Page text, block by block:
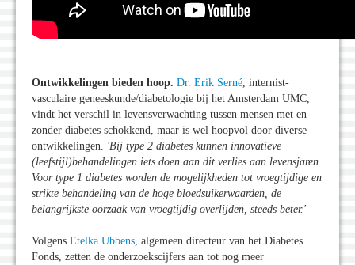
Ontwikkelingen bieden hoop. Dr. Erik Serné, internist-
vasculaire geneeskunde/diabetologie bij het Amsterdam UMC,
vindt het verschil in levensverwachting tussen mensen met en
zonder diabetes schokkend, maar is wel hoopvol door diverse
ontwikkelingen. 'Bij type 2 diabetes kunnen innovatieve
(leefstijl)behandelingen iets doen aan dit verlies aan levensjaren.
Voor type 1 diabetes worden de mogelijkheden tot vroegtijdige en
strikte behandeling van de hoge bloedsuikerwaarden, de
belangrijkste oorzaak van vroegtijdig overlijden, steeds beter.'
Volgens Etelka Ubbens, algemeen directeur van het Diabetes
Fonds, zetten de onderzoekscijfers aan tot nog meer